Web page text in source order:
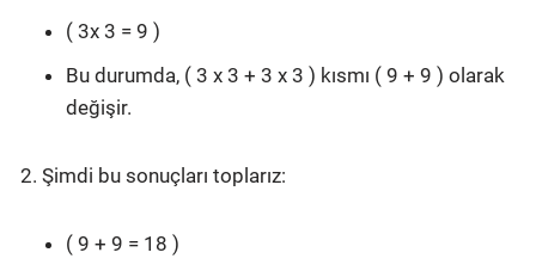
( 3x 3 = 9 )
Bu durumda, ( 3 x 3 + 3 x 3 ) kısmı ( 9 + 9 ) olarak
değişir.
Şimdi bu sonuçları toplarız:
( 9 + 9 = 18 )